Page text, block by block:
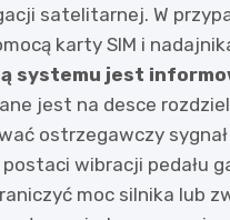
satelitarnej. W
karty SIM i
systemu jest
jest na desce
ostrzegawczy
wibracji pedału
moc silnika lub